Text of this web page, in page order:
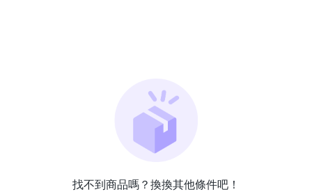
找不到商品嗎？換換其他條件吧！